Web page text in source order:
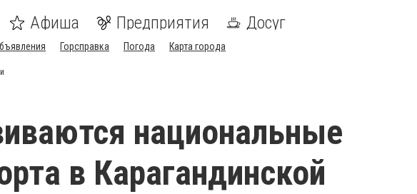
Афиша Предприятия Досуг
Горсправка Погода Карта города
национальные
в Карагандинской